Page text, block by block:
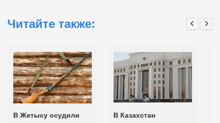
Читайте также:
В Жетысу осудили
В Казахстан